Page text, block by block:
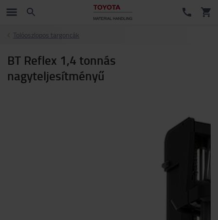
Tolóoszlopos targoncák
BT Reflex 1,4 tonnás
nagyteljesítményű